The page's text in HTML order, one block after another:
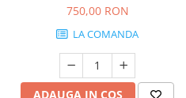
750,00 RON
LA COMANDA
ADAUGA IN COS